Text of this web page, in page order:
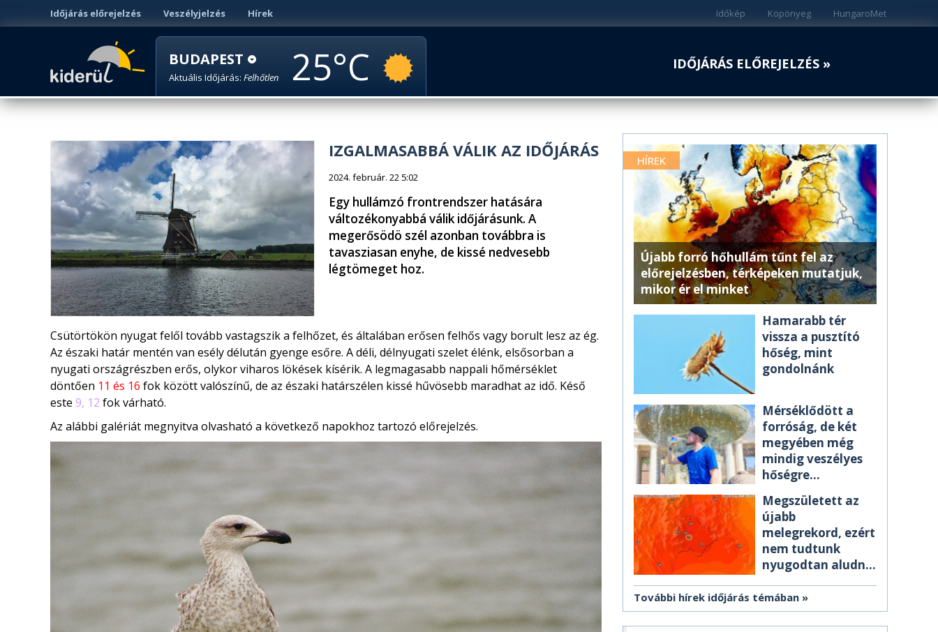
Időjárás előrejelzés Veszélyjelzés Hírek HungaroMet
Köpönyeg
Időkép
BUDAPEST
Aktuális Időjárás: Felhőtlen 25 IDŐJÁRÁS ELŐREJELZÉS »
IZGALMASABBÁ VÁLIK AZ IDŐJÁRÁS
2024. február. 22 5:02
Egy hullámzó frontrendszer hatására
változékonyabbá válik időjárásunk. A
megerősödö szél azonban továbbra is
tavasziasan enyhe, de kissé nedvesebb
légtömeget hoz.
Csütörtökön nyugat felől tovább vastagszik a felhőzet, és általában erősen felhős vagy borult lesz az ég.
Az északi határ mentén van esély délután gyenge esőre. A déli, délnyugati szelet élénk, elsősorban a
nyugati országrészben erős, olykor viharos lökések kísérik. A legmagasabb nappali hőmérséklet
döntően 11 és 16 fok között valószínű, de az északi határszélen kissé hűvösebb maradhat az idő. Késő
este 9, 12 fok várható.
Az alábbi galériát megnyitva olvasható a következő napokhoz tartozó előrejelzés.
HÍREK
Újabb forró hőhullám tűnt fel az
előrejelzésben, térképeken mutatjuk,
mikor ér el minket
Hamarabb tér
vissza a pusztító
hőség, mint
gondolnánk
Mérséklődött a
forróság, de két
megyében még
mindig veszélyes
hőségre
Megszületett az
újabb
melegrekord, ezért
nem tudtunk
nyugodtan aludni
További hírek időjárás témában